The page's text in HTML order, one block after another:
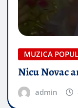
MUZICA
Nicu Novac
admin